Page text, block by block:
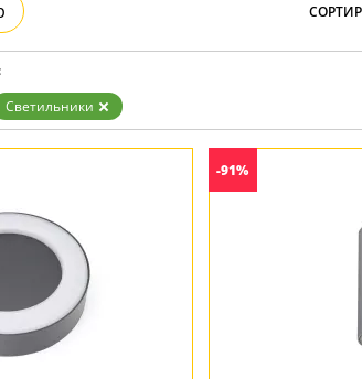
Прозрачные
Черные
Светильники
-91%